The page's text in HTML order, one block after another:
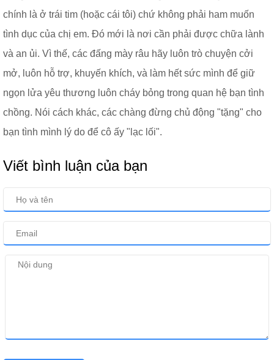
chính là ở trái tim (hoặc cái tôi) chứ không phải ham muốn
tình dục của chị em. Đó mới là nơi cần phải được chữa lành
và an ủi. Vì thế, các đấng mày râu hãy luôn trò chuyện cởi
mở, luôn hỗ trợ, khuyến khích, và làm hết sức mình để giữ
ngọn lửa yêu thương luôn cháy bỏng trong quan hệ bạn tình
chồng. Nói cách khác, các chàng đừng chủ động "tặng" cho
bạn tình mình lý do để cô ấy "lạc lối".
Viết bình luận của bạn